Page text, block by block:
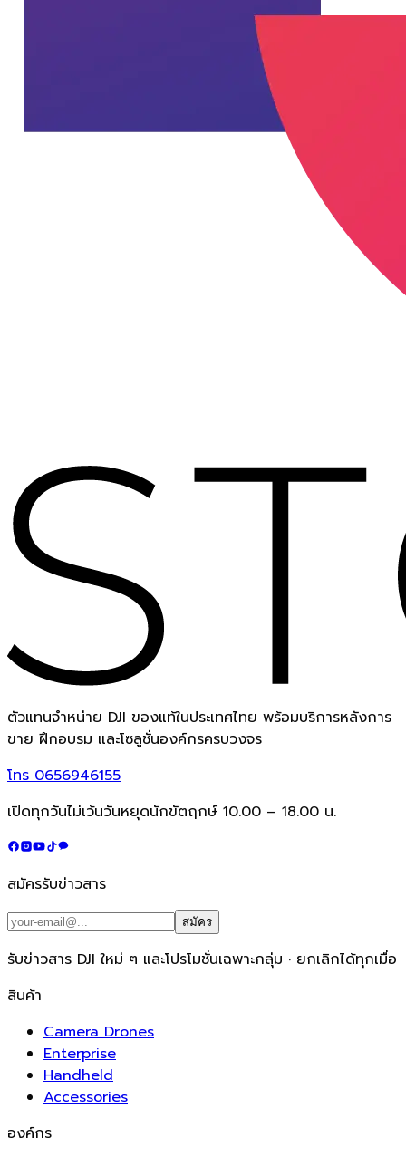
ตัวแทนจำหน่าย DJI ของแท้ในประเทศไทย พร้อมบริการหลังการ
ขาย ฝึกอบรม และโซลูชั่นองค์กรครบวงจร
โทร0656946155
เปิดทุกวันไม่เว้นวันหยุดนักขัตฤกษ์ 10.00 – 18.00 น.
สมัครรับข่าวสาร
สมัคร
รับข่าวสาร DJI ใหม่ ๆ และโปรโมชั่นเฉพาะกลุ่ม · ยกเลิกได้ทุกเมื่อ
สินค้า
Camera Drones
Enterprise
Handheld
Accessories
องค์กร